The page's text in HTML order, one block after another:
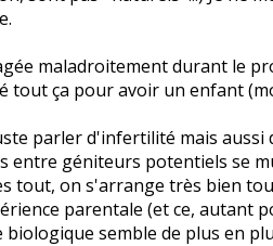
maladroitement durant le
tout ça pour avoir un enfant
parler d'infertilité mais aussi
entre géniteurs potentiels se
tout, on s'arrange très bien
parentale (et ce, autant
semble de plus en